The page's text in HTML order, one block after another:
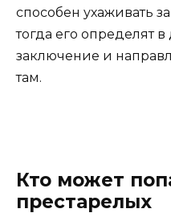
способен ухаживать
тогда его определят
заключение и
там.
Кто может
престарелых